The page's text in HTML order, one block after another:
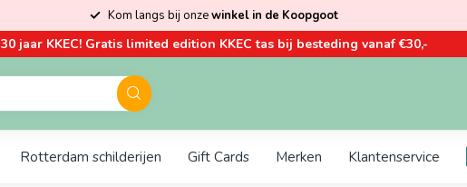
Kom langs bij onzewinkel in de Koopgoot
30 jaar KKEC! Gratis limited edition KKEC tas bij besteding vanaf €30,-
Rotterdam schilderijen Gift Cards Merken Klantenservice